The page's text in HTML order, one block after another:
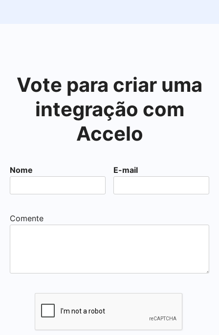
Vote para criar uma
integração com
Accelo
Nome E-mail
Comente